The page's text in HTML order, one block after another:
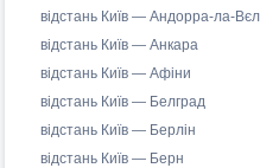
відстань Київ — Андорра-ла-
відстань Київ — Анкара
відстань Київ — Афіни
відстань Київ — Белград
відстань Київ — Берлін
відстань Київ — Берн